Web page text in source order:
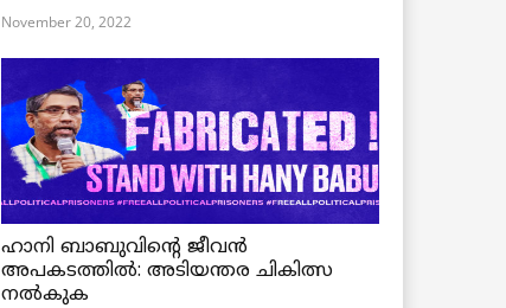
November 20, 2022
ഹാനി ബാബുവിന്റെ ജീവൻ
അപകടത്തിൽ: അടിയന്തര ചികിത്സ
നൽകുക